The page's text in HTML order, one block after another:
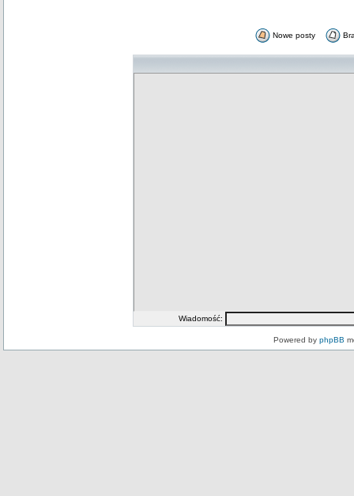
Nowe posty
Wiadomość:
Powered by phpBB